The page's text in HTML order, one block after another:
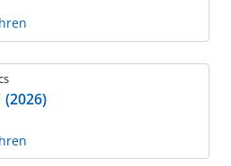
(2026)